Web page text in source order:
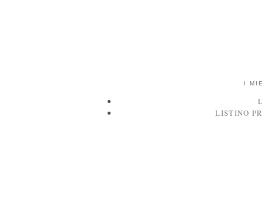
I
LISTINO